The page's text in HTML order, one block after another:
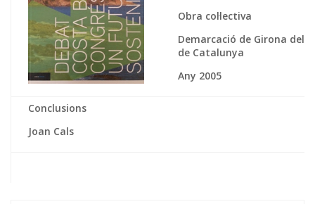
Obra col·lectiva
Demarcació de Girona del
de Catalunya
Any 2005
Conclusions
Joan Cals